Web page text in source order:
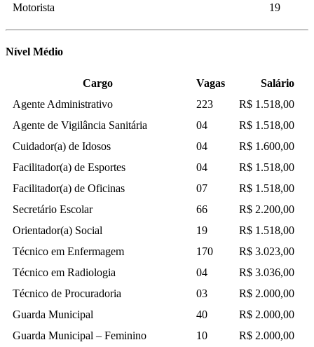
Motorista
19
Nível Médio
Cargo Vagas
Salário
Agente Administrativo
223
R$ 1.518,00
Agente de Vigilância Sanitária
04
R$ 1.518,00
Cuidador(a) de Idosos
04
R$ 1.600,00
Facilitador(a) de Esportes
04
R$ 1.518,00
Facilitador(a) de Oficinas
07
R$ 1.518,00
Secretário Escolar
66
R$ 2.200,00
Orientador(a) Social
19
R$ 1.518,00
Técnico em Enfermagem
170
R$ 3.023,00
Técnico em Radiologia
04
R$ 3.036,00
Técnico de Procuradoria
03
R$ 2.000,00
Guarda Municipal
40
R$ 2.000,00
Guarda Municipal – Feminino
10 R$ 2.000,00